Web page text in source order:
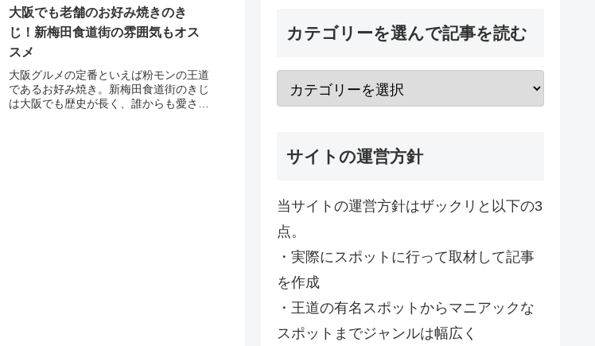
大阪でも老舗のお好み焼きのき
じ！新梅田食道街の雰囲気もオス
スメ
大阪グルメの定番といえば粉モンの王道
であるお好み焼き。新梅田食道街のきじ
は大阪でも歴史が長く、誰からも愛され
カテゴリーを選んで記事を読む
サイトの運営方針
当サイトの運営方針はザックリと以下の3
点。
・実際にスポットに行って取材して記事
を作成
・王道の有名スポットからマニアックな
スポットまでジャンルは幅広く